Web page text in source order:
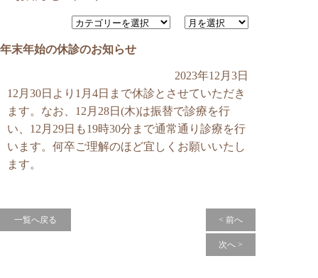
年末年始の休診のお知らせ
2023年12月3日
12月30日より1月4日まで休診とさせていただき
ます。なお、12月28日(木)は振替で診療を行
い、12月29日も19時30分まで通常通り診療を行
います。何卒ご理解のほど宜しくお願いいたし
ます。
一覧へ戻る < 前へ
次へ >